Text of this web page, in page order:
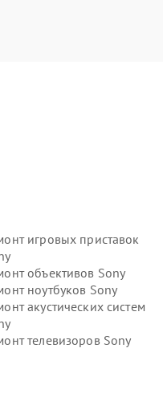
игровых приставок
объективов Sony
ноутбуков Sony
акустических систем
телевизоров Sony